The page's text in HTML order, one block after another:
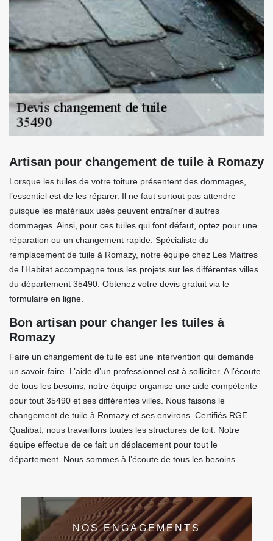
Artisan pour changement de tuile à Romazy
Lorsque les tuiles de votre toiture présentent des dommages,
l’essentiel est de les réparer. Il ne faut surtout pas attendre
puisque les matériaux usés peuvent entraîner d’autres
dommages. Ainsi, pour ces tuiles qui font défaut, optez pour une
réparation ou un changement rapide. Spécialiste du
remplacement de tuile à Romazy, notre équipe chez Les Maitres
de l'Habitat accompagne tous les projets sur les différentes villes
du département 35490. Obtenez votre devis gratuit via le
formulaire en ligne.
Bon artisan pour changer les tuiles à
Romazy
Faire un changement de tuile est une intervention qui demande
un savoir-faire. L’aide d’un professionnel est à solliciter. A l’écoute
de tous les besoins, notre équipe organise une aide compétente
pour tout 35490 et ses différentes villes. Nous faisons le
changement de tuile à Romazy et ses environs. Certifiés RGE
Qualibat, nous travaillons toutes les structures de toit. Notre
équipe effectue de ce fait un déplacement pour tout le
département. Nous sommes à l’écoute de tous les besoins.
NOS ENGAGEMENTS